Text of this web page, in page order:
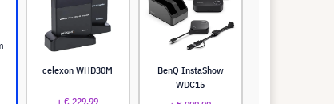
celexon WHD30M
+ € 229,99
BenQ InstaShow
WDC15